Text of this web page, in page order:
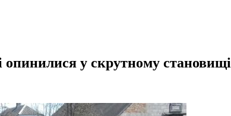
у скрутному становищі